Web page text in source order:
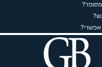
אפשרי?